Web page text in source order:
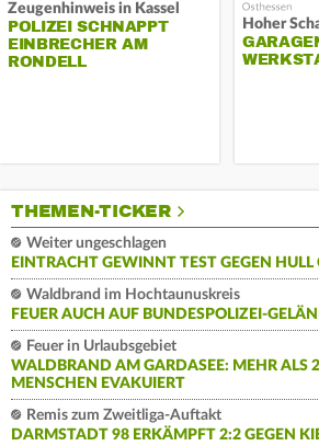
Zeugenhinweis in Kassel
POLIZEI SCHNAPPT
EINBRECHER AM
RONDELL
Hoher
THEMEN-TICKER
Weiter ungeschlagen
EINTRACHT GEWINNT TEST GEGEN HULL
Waldbrand im Hochtaunuskreis
FEUER AUCH AUF BUNDESPOLIZEI-
Feuer in Urlaubsgebiet
WALDBRAND AM GARDASEE: MEHR ALS
MENSCHEN EVAKUIERT
Remis zum Zweitliga-Auftakt
DARMSTADT 98 ERKÄMPFT 2:2 GEGEN